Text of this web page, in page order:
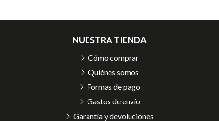
NUESTRA TIENDA
Cómo comprar
Quiénes somos
Formas de pago
Gastos de envío
Garantía y devoluciones